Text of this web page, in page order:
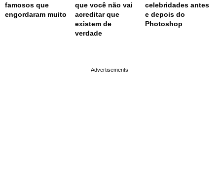
famosos que
engordaram muito
que você não vai
acreditar que
existem de
verdade
celebridades antes
e depois do
Photoshop